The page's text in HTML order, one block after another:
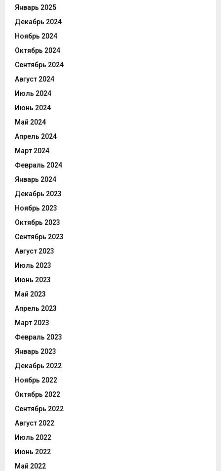
Январь 2025
Декабрь 2024
Ноябрь 2024
Октябрь 2024
Сентябрь 2024
Август 2024
Июль 2024
Июнь 2024
Май 2024
Апрель 2024
Март 2024
Февраль 2024
Январь 2024
Декабрь 2023
Ноябрь 2023
Октябрь 2023
Сентябрь 2023
Август 2023
Июль 2023
Июнь 2023
Май 2023
Апрель 2023
Март 2023
Февраль 2023
Январь 2023
Декабрь 2022
Ноябрь 2022
Октябрь 2022
Сентябрь 2022
Август 2022
Июль 2022
Июнь 2022
Май 2022